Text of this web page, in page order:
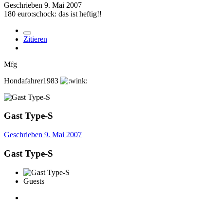
Geschrieben 9. Mai 2007
180 euro:schock: das ist heftig!!
Zitieren
Mfg
Hondafahrer1983
Gast Type-S
Geschrieben 9. Mai 2007
Gast Type-S
Guests